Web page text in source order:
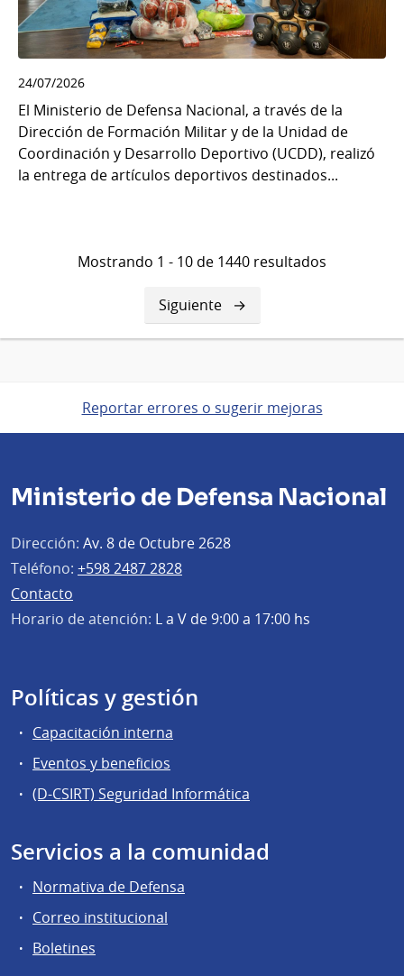
24/07/2026
El Ministerio de Defensa Nacional, a través de la
Dirección de Formación Militar y de la Unidad de
Coordinación y Desarrollo Deportivo (UCDD), realizó
la entrega de artículos deportivos destinados...
Mostrando 1 - 10 de 1440 resultados
Siguiente
página
Siguiente
Reportar errores o sugerir mejoras
Ministerio de Defensa Nacional
Dirección: Av. 8 de Octubre 2628
Teléfono: +598 2487 2828
Contacto
Horario de atención: L a V de 9:00 a 17:00 hs
Políticas y gestión
Capacitación interna
Eventos y beneficios
(D-CSIRT) Seguridad Informática
Servicios a la comunidad
Normativa de Defensa
Correo institucional
Boletines